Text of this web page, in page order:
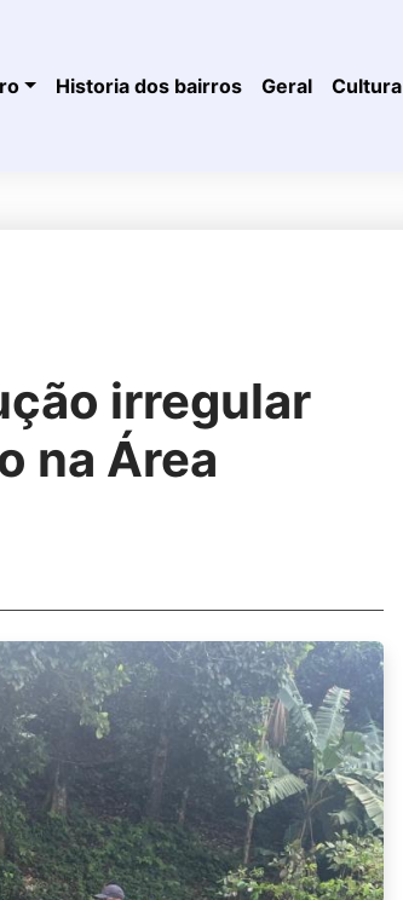
Historia dos bairros Geral Cultura
irregular
na Área